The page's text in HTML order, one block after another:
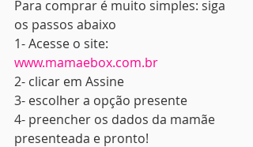
Para comprar é muito simples: siga
os passos abaixo
1- Acesse o site:
www.mamaebox.com.br
2- clicar em Assine
3- escolher a opção presente
4- preencher os dados da mamãe
presenteada e pronto!